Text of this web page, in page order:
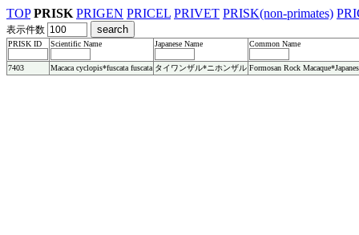
TOP PRISK PRIGEN PRICEL PRIVET PRISK(non-primates)
表示件数
PRISK ID Scientific Name Japanese Name Common Name
7403 Macaca cyclopis*fuscata fuscata タイワンザル*ニホンザル Formosan Rock